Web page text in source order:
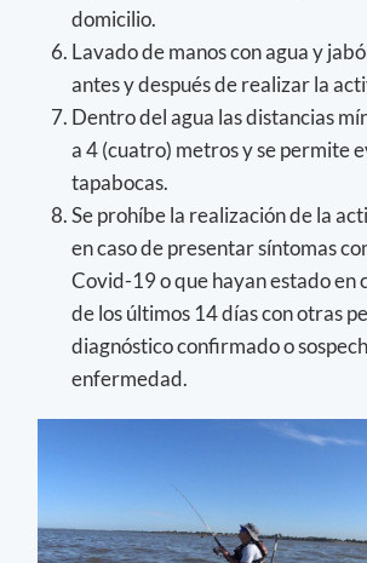
domicilio.
Lavado de manos con agua y
antes y después de realizar la
Dentro del agua las distancias
a 4 (cuatro) metros y se permite
tapabocas.
Se prohíbe la realización de la
en caso de presentar síntomas
Covid-19 o que hayan estado en
de los últimos 14 días con otras
diagnóstico confirmado o
enfermedad.